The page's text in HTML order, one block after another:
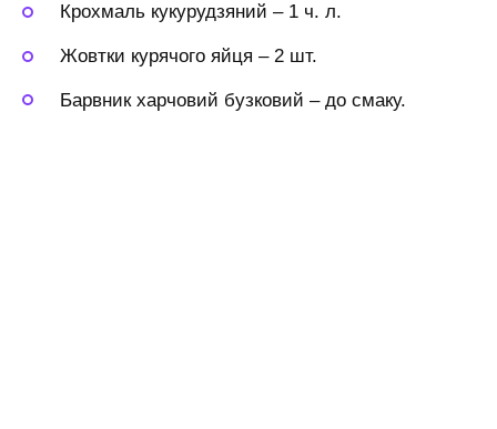
Крохмаль кукурудзяний – 1 ч. л.
Жовтки курячого яйця – 2 шт.
Барвник харчовий бузковий – до смаку.